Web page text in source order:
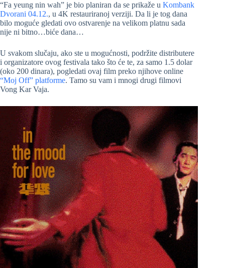
“Fa yeung nin wah” je bio planiran da se prikaže u Kombank
Dvorani 04.12., u 4K restauriranoj verziji. Da li je tog dana
bilo moguće gledati ovo ostvarenje na velikom platnu sada
nije ni bitno…biće dana…
U svakom slučaju, ako ste u mogućnosti, podržite distributere
i organizatore ovog festivala tako što će te, za samo 1.5 dolar
(oko 200 dinara), pogledati ovaj film preko njihove online
“Moj Off” platforme. Tamo su vam i mnogi drugi filmovi
Vong Kar Vaja.